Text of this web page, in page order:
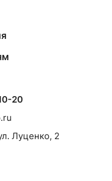
20
Луценко, 2